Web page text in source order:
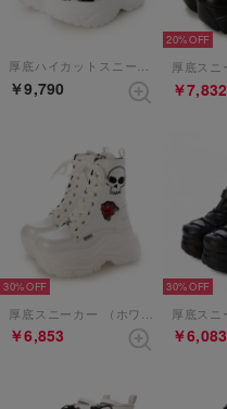
厚底ハイカットスニーカー （ホワイトコンビ）
￥9,790
20%
￥7,832
30%
厚底スニーカー （ホワイトコンビ）
￥6,853
30%
￥6,083